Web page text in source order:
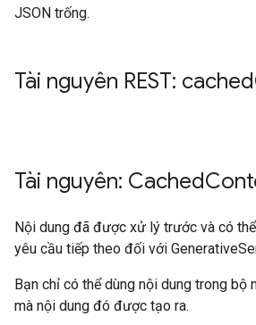
JSON trống.
Tài nguyên REST: cached
Tài nguyên: Cached
Nội dung đã được xử lý trước và có
yêu cầu tiếp theo đối với
Bạn chỉ có thể dùng nội dung trong bộ
mà nội dung đó được tạo ra.